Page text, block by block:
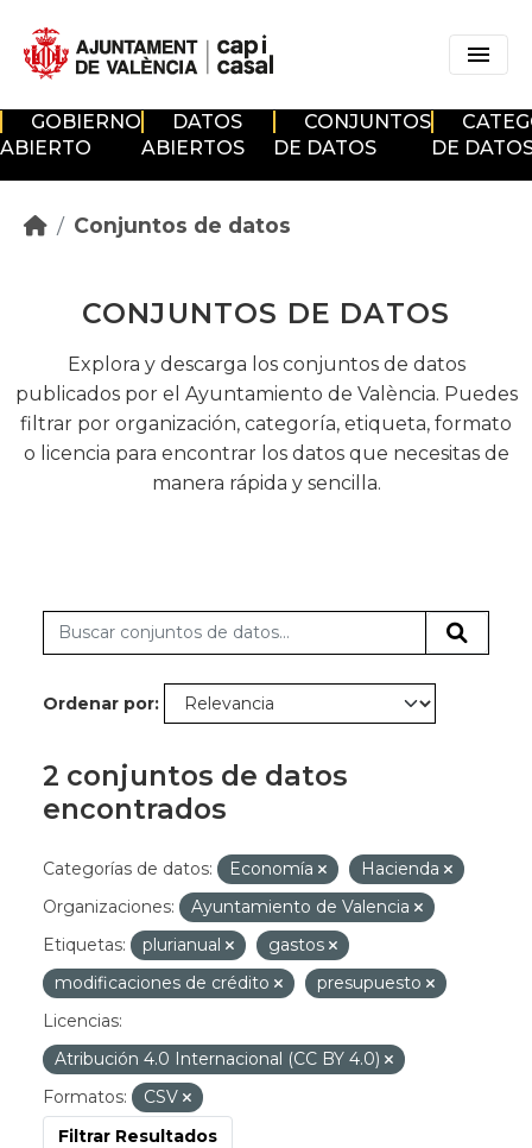
GOBIERNO
ABIERTO
DATOS
ABIERTOS
CONJUNTOS
DE DATOS
DE
Conjuntos de datos
CONJUNTOS DE DATOS
Explora y descarga los conjuntos de datos
publicados por el Ayuntamiento de València. Puedes
filtrar por organización, categoría, etiqueta, formato
o licencia para encontrar los datos que necesitas de
manera rápida y sencilla.
Ordenar por
2 conjuntos de datos
encontrados
Categorías de datos: Economía
Hacienda
Organizaciones:
Ayuntamiento de Valencia
Etiquetas:
plurianual
gastos
modificaciones de crédito
presupuesto
Licencias:
Atribución 4.0 Internacional (CC BY 4.0)
Formatos:
CSV
Filtrar Resultados